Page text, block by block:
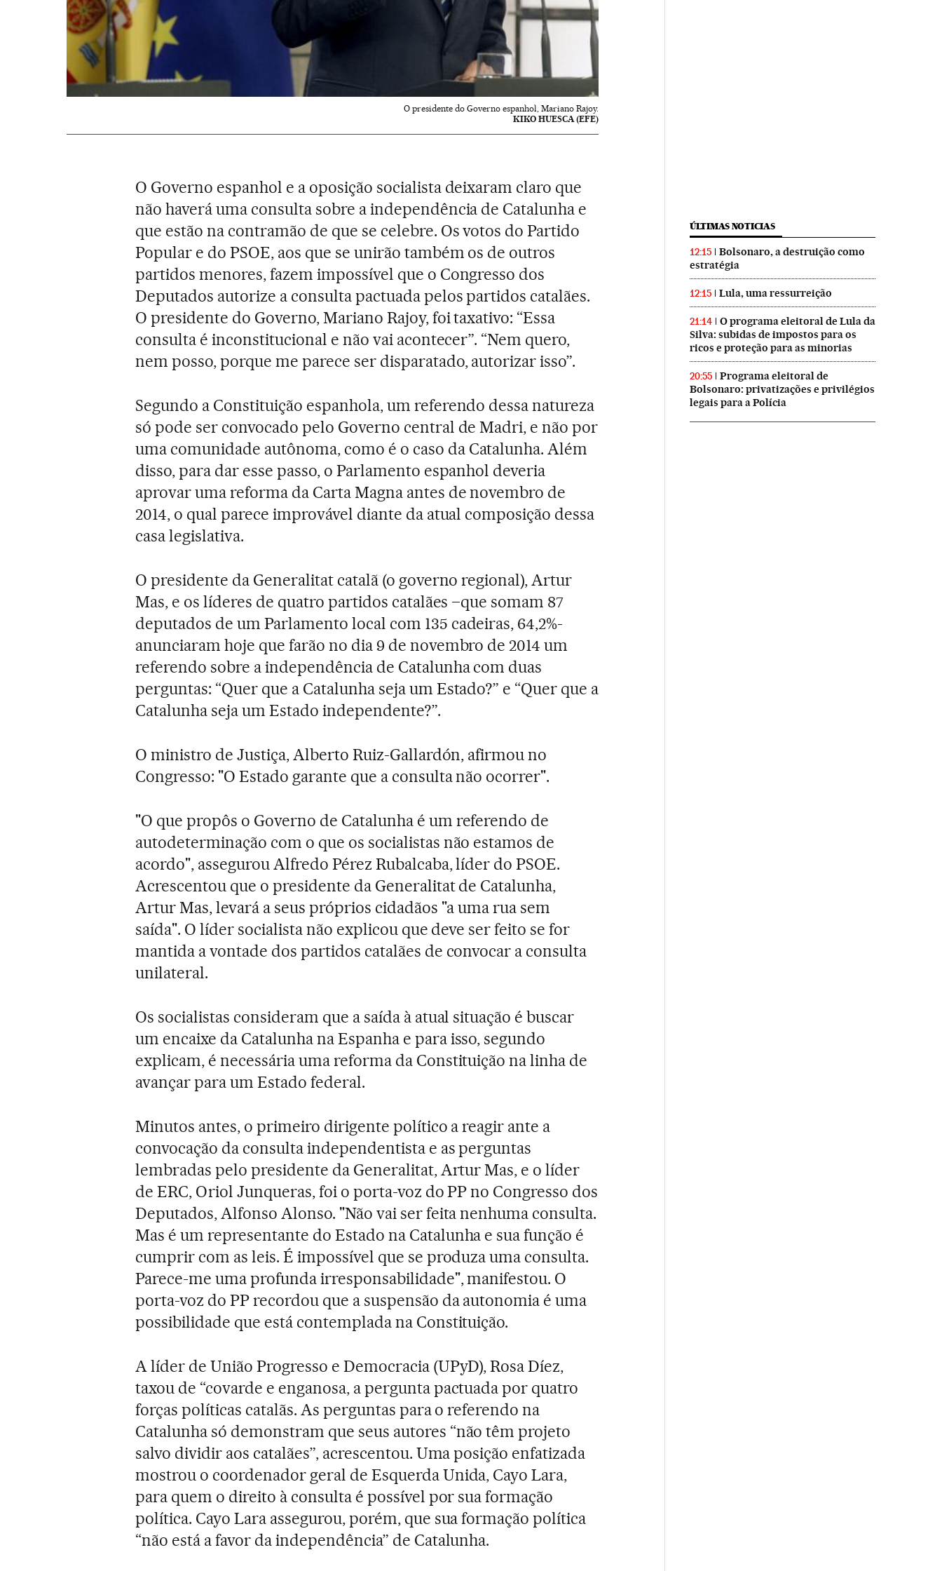
O presidente do Governo espanhol, Mariano Rajoy.
KIKO HUESCA (EFE)
O Governo espanhol e a oposição socialista deixaram claro que
não haverá uma consulta sobre a independência de Catalunha e
que estão na contramão de que se celebre. Os votos do Partido
Popular e do PSOE, aos que se unirão também os de outros
partidos menores, fazem impossível que o Congresso dos
Deputados autorize a consulta pactuada pelos partidos catalães.
O presidente do Governo, Mariano Rajoy, foi taxativo: “Essa
consulta é inconstitucional e não vai acontecer”. “Nem quero,
nem posso, porque me parece ser disparatado, autorizar isso”.
Segundo a Constituição espanhola, um referendo dessa natureza
só pode ser convocado pelo Governo central de Madri, e não por
uma comunidade autônoma, como é o caso da Catalunha. Além
disso, para dar esse passo, o Parlamento espanhol deveria
aprovar uma reforma da Carta Magna antes de novembro de
2014, o qual parece improvável diante da atual composição dessa
casa legislativa.
O presidente da Generalitat catalã (o governo regional), Artur
Mas, e os líderes de quatro partidos catalães –que somam 87
deputados de um Parlamento local com 135 cadeiras, 64,2%-
anunciaram hoje que farão no dia 9 de novembro de 2014 um
referendo sobre a independência de Catalunha com duas
perguntas: “Quer que a Catalunha seja um Estado?” e “Quer que a
Catalunha seja um Estado independente?”.
O ministro de Justiça, Alberto Ruiz-Gallardón, afirmou no
Congresso: "O Estado garante que a consulta não ocorrer".
"O que propôs o Governo de Catalunha é um referendo de
autodeterminação com o que os socialistas não estamos de
acordo", assegurou Alfredo Pérez Rubalcaba, líder do PSOE.
Acrescentou que o presidente da Generalitat de Catalunha,
Artur Mas, levará a seus próprios cidadãos "a uma rua sem
saída". O líder socialista não explicou que deve ser feito se for
mantida a vontade dos partidos catalães de convocar a consulta
unilateral.
Os socialistas consideram que a saída à atual situação é buscar
um encaixe da Catalunha na Espanha e para isso, segundo
explicam, é necessária uma reforma da Constituição na linha de
avançar para um Estado federal.
Minutos antes, o primeiro dirigente político a reagir ante a
convocação da consulta independentista e as perguntas
lembradas pelo presidente da Generalitat, Artur Mas, e o líder
de ERC, Oriol Junqueras, foi o porta-voz do PP no Congresso dos
Deputados, Alfonso Alonso. "Não vai ser feita nenhuma consulta.
Mas é um representante do Estado na Catalunha e sua função é
cumprir com as leis. É impossível que se produza uma consulta.
Parece-me uma profunda irresponsabilidade", manifestou. O
porta-voz do PP recordou que a suspensão da autonomia é uma
possibilidade que está contemplada na Constituição.
A líder de União Progresso e Democracia (UPyD), Rosa Díez,
taxou de “covarde e enganosa, a pergunta pactuada por quatro
forças políticas catalãs. As perguntas para o referendo na
Catalunha só demonstram que seus autores “não têm projeto
salvo dividir aos catalães”, acrescentou. Uma posição enfatizada
mostrou o coordenador geral de Esquerda Unida, Cayo Lara,
para quem o direito à consulta é possível por sua formação
política. Cayo Lara assegurou, porém, que sua formação política
“não está a favor da independência” de Catalunha.
ÚLTIMAS NOTICIAS
12:15
Bolsonaro, a destruição como
estratégia
12:15 Lula, uma ressurreição
21:14
O programa eleitoral de Lula da
Silva: subidas de impostos para os
ricos e proteção para as minorias
20:55
Programa eleitoral de
Bolsonaro: privatizações e privilégios
legais para a Polícia